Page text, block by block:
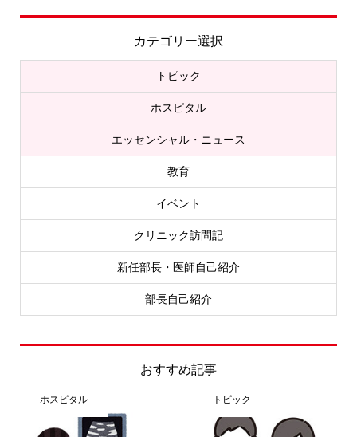
カテゴリー選択
トピック
ホスピタル
エッセンシャル・ニュース
教育
イベント
クリニック訪問記
新任部長・医師自己紹介
部長自己紹介
おすすめ記事
ホスピタル トピック